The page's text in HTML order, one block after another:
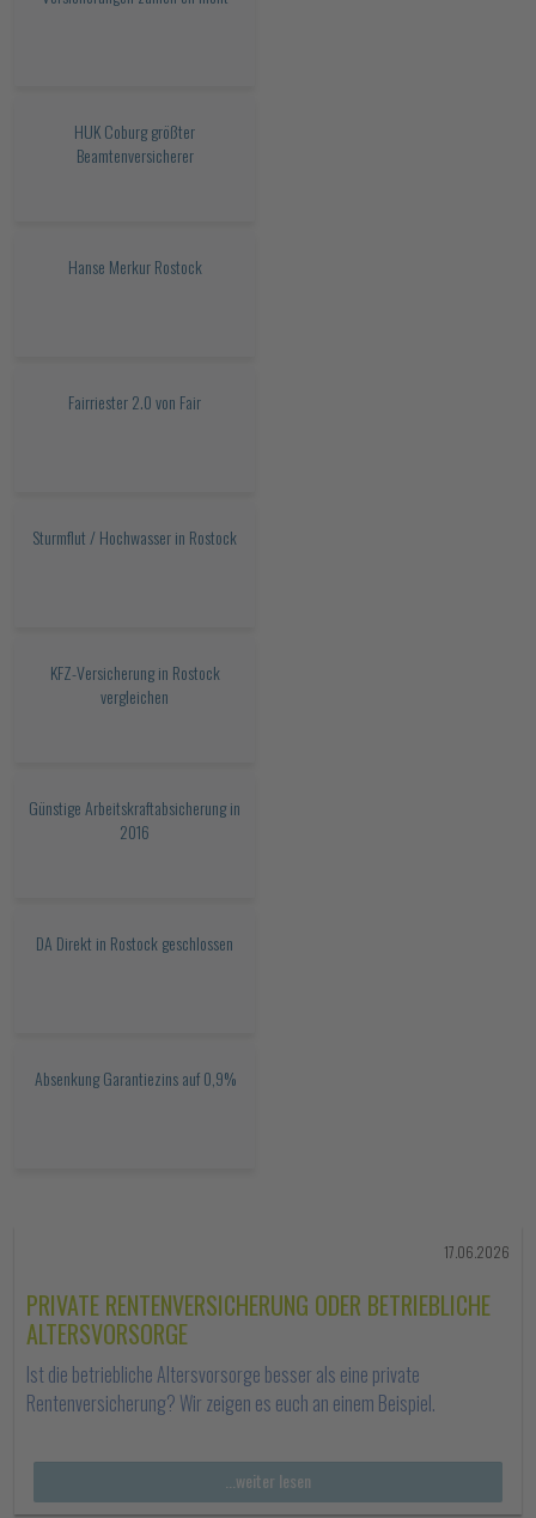
HUK Coburg größter
Beamtenversicherer
Hanse Merkur Rostock
Fairriester 2.0 von Fair
Sturmflut / Hochwasser in Rostock
KFZ-Versicherung in Rostock
vergleichen
Günstige Arbeitskraftabsicherung in
2016
DA Direkt in Rostock geschlossen
Absenkung Garantiezins auf 0,9%
17.06.2026
PRIVATE RENTENVERSICHERUNG ODER BETRIEBLICHE
ALTERSVORSORGE
Ist die betriebliche Altersvorsorge besser als eine private
Rentenversicherung? Wir zeigen es euch an einem Beispiel.
...weiter lesen